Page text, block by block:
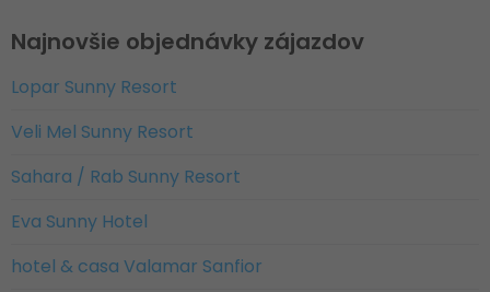
Najnovšie objednávky zájazdov
Lopar Sunny Resort
Veli Mel Sunny Resort
Sahara / Rab Sunny Resort
Eva Sunny Hotel
hotel & casa Valamar Sanfior